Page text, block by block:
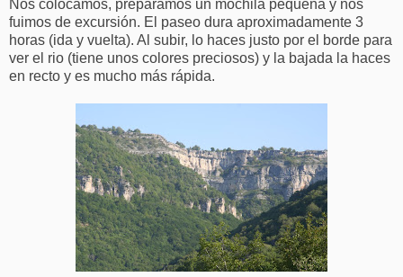
Nos colocamos, preparamos un mochila pequeña y nos
fuimos de excursión. El paseo dura aproximadamente 3
horas (ida y vuelta). Al subir, lo haces justo por el borde para
ver el rio (tiene unos colores preciosos) y la bajada la haces
en recto y es mucho más rápida.